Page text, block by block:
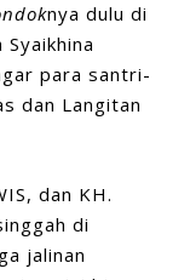
nya dulu di
para santri-
dan Langitan
dan KH.
di
jalinan